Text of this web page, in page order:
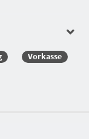
Vorkasse